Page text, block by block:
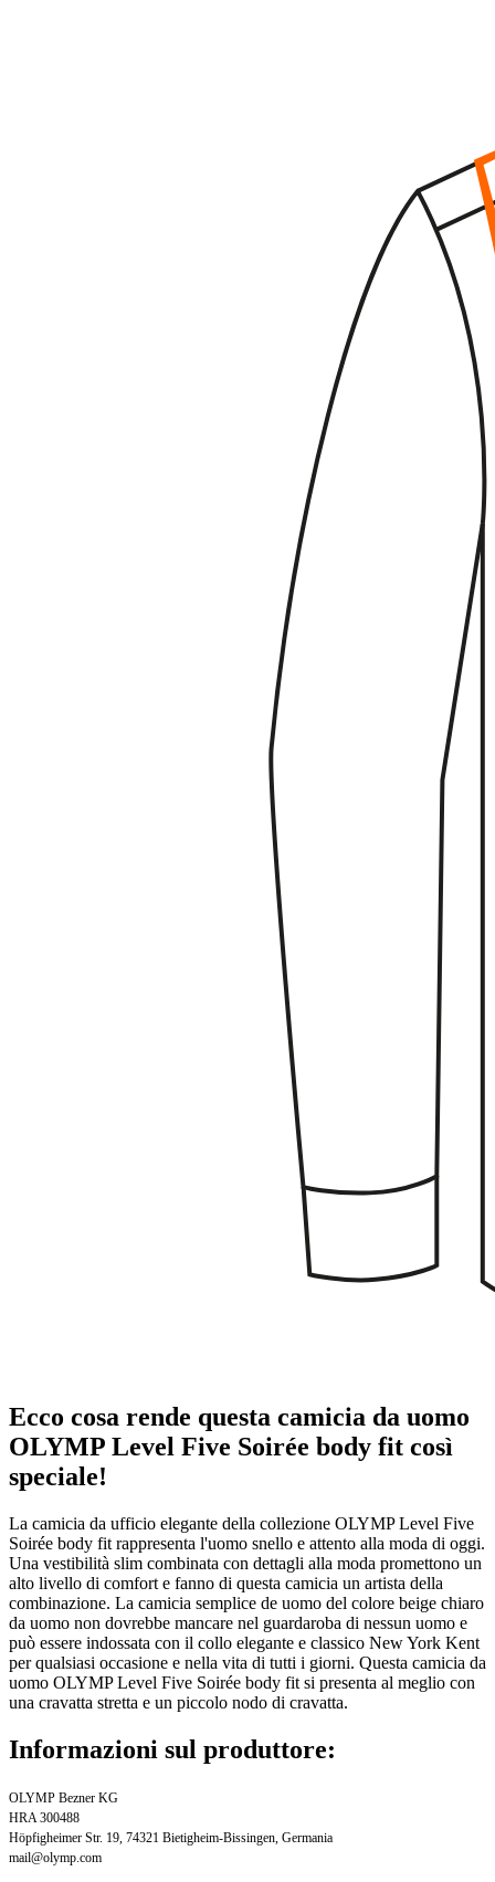
Ecco cosa rende questa camicia da uomo
OLYMP Level Five Soirée body fit così
speciale!
La camicia da ufficio elegante della collezione OLYMP Level Five
Soirée body fit rappresenta l'uomo snello e attento alla moda di oggi.
Una vestibilità slim combinata con dettagli alla moda promettono un
alto livello di comfort e fanno di questa camicia un artista della
combinazione. La camicia semplice de uomo del colore beige chiaro
da uomo non dovrebbe mancare nel guardaroba di nessun uomo e
può essere indossata con il collo elegante e classico New York Kent
per qualsiasi occasione e nella vita di tutti i giorni. Questa camicia da
uomo OLYMP Level Five Soirée body fit si presenta al meglio con
una cravatta stretta e un piccolo nodo di cravatta.
Informazioni sul produttore:
OLYMP Bezner KG
HRA 300488
Höpfigheimer Str. 19, 74321 Bietigheim-Bissingen, Germania
mail@olymp.com